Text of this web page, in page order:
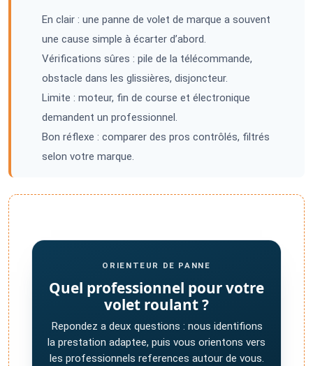
En clair : une panne de volet de marque a souvent
une cause simple à écarter d’abord.
Vérifications sûres : pile de la télécommande,
obstacle dans les glissières, disjoncteur.
Limite : moteur, fin de course et électronique
demandent un professionnel.
Bon réflexe : comparer des pros contrôlés, filtrés
selon votre marque.
ORIENTEUR DE PANNE
Quel professionnel pour votre
volet roulant ?
Repondez a deux questions : nous identifions
la prestation adaptee, puis vous orientons vers
les professionnels references autour de vous.